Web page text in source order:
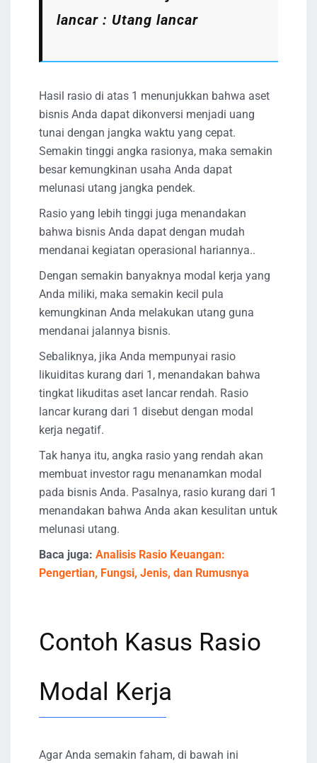
lancar : Utang lancar
Hasil rasio di atas 1 menunjukkan bahwa aset
bisnis Anda dapat dikonversi menjadi uang
tunai dengan jangka waktu yang cepat.
Semakin tinggi angka rasionya, maka semakin
besar kemungkinan usaha Anda dapat
melunasi utang jangka pendek.
Rasio yang lebih tinggi juga menandakan
bahwa bisnis Anda dapat dengan mudah
mendanai kegiatan operasional hariannya..
Dengan semakin banyaknya modal kerja yang
Anda miliki, maka semakin kecil pula
kemungkinan Anda melakukan utang guna
mendanai jalannya bisnis.
Sebaliknya, jika Anda mempunyai rasio
likuiditas kurang dari 1, menandakan bahwa
tingkat likuditas aset lancar rendah. Rasio
lancar kurang dari 1 disebut dengan modal
kerja negatif.
Tak hanya itu, angka rasio yang rendah akan
membuat investor ragu menanamkan modal
pada bisnis Anda. Pasalnya, rasio kurang dari 1
menandakan bahwa Anda akan kesulitan untuk
melunasi utang.
Baca juga: Analisis Rasio Keuangan:
Pengertian, Fungsi, Jenis, dan Rumusnya
Contoh Kasus Rasio
Modal Kerja
Agar Anda semakin faham, di bawah ini